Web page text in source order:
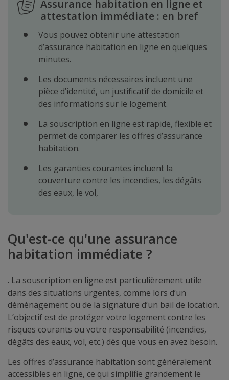
Assurance habitation en ligne et
attestation immédiate : en bref
Vous pouvez obtenir une attestation
d’assurance habitation en ligne en quelques
minutes.
Les documents nécessaires incluent une
pièce d’identité, un justificatif de domicile et
des informations sur le logement.
La souscription en ligne est rapide, flexible et
permet de comparer les offres d’assurance
habitation.
Les garanties courantes incluent la
couverture contre les incendies, les dégâts
des eaux, le vol,
Qu'est-ce qu'une assurance
habitation immédiate ?
. La souscription en ligne est particulièrement utile
dans des situations urgentes, comme lors d’un
déménagement ou de la signature d’un bail de location.
L’objectif est de protéger votre logement contre les
risques courants ou votre responsabilité (incendies,
dégâts des eaux, vol, etc.) dès que vous en avez besoin.
Les offres d’assurance habitation sont généralement
accessibles en ligne, ce qui simplifie grandement le